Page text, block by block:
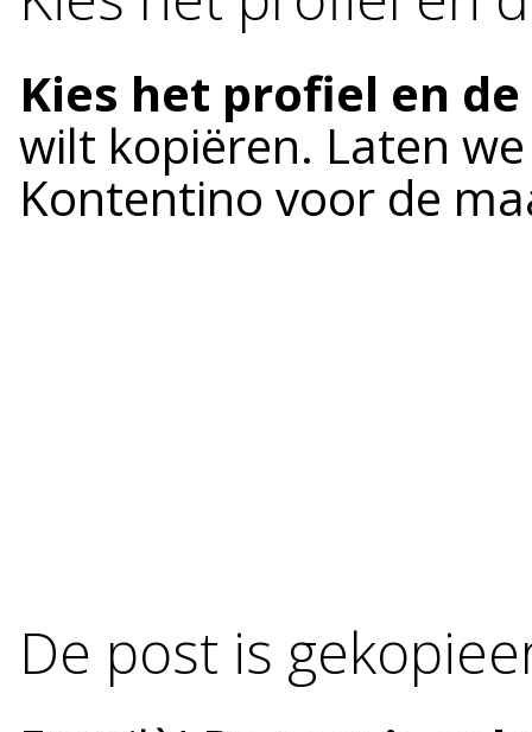
Kies het profiel en
wilt kopiëren. Laten
Kontentino voor de
De post is